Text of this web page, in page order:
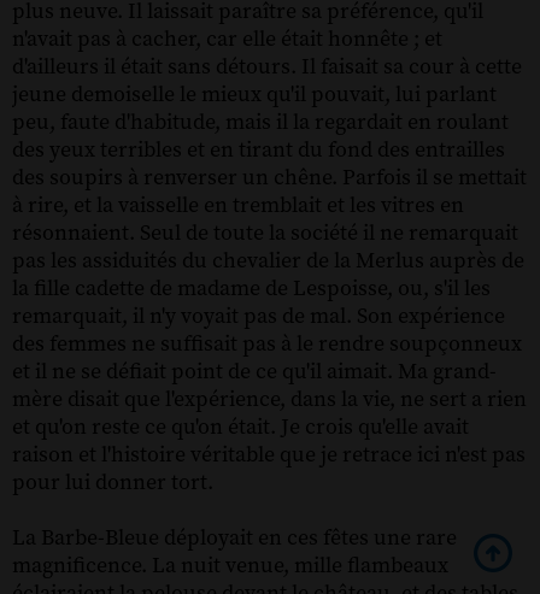
plus neuve. Il laissait paraître sa préférence, qu'il
n'avait pas à cacher, car elle était honnête ; et
d'ailleurs il était sans détours. Il faisait sa cour à cette
jeune demoiselle le mieux qu'il pouvait, lui parlant
peu, faute d'habitude, mais il la regardait en roulant
des yeux terribles et en tirant du fond des entrailles
des soupirs à renverser un chêne. Parfois il se mettait
à rire, et la vaisselle en tremblait et les vitres en
résonnaient. Seul de toute la société il ne remarquait
pas les assiduités du chevalier de la Merlus auprès de
la fille cadette de madame de Lespoisse, ou, s'il les
remarquait, il n'y voyait pas de mal. Son expérience
des femmes ne suffisait pas à le rendre soupçonneux
et il ne se défiait point de ce qu'il aimait. Ma grand-
mère disait que l'expérience, dans la vie, ne sert a rien
et qu'on reste ce qu'on était. Je crois qu'elle avait
raison et l'histoire véritable que je retrace ici n'est pas
pour lui donner tort.
La Barbe-Bleue déployait en ces fêtes une rare
magnificence. La nuit venue, mille flambeaux